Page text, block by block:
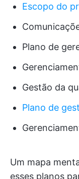
Escopo do
Plano de
Gestão da
Plano de
Um mapa
esses planos